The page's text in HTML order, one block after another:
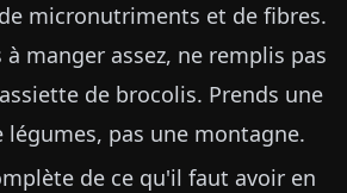
micronutriments et de fibres.
manger assez, ne remplis pas
de brocolis. Prends une
pas une montagne.
de ce qu'il faut avoir en